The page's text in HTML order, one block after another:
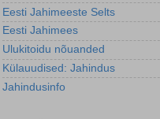
Eesti Jahimeeste Selts
Eesti Jahimees
Ulukitoidu nõuanded
Külauudised: Jahindus
Jahindusinfo